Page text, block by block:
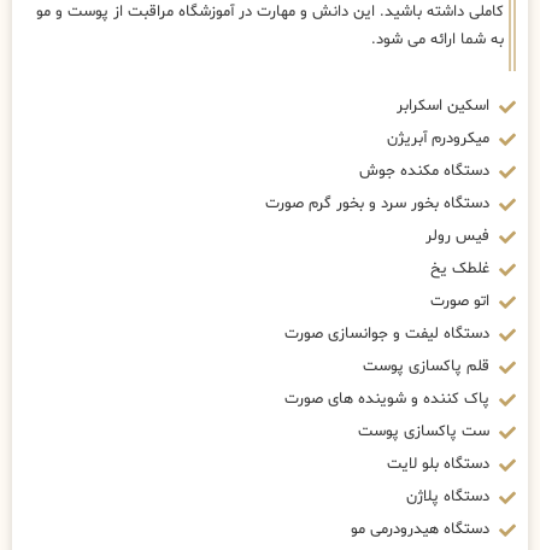
کاملی داشته باشید. این دانش و مهارت در آموزشگاه مراقبت از پوست و مو
به شما ارائه می شود.
اسکین اسکرابر
میکرودرم آبریژن
دستگاه مکنده جوش
دستگاه بخور سرد و بخور گرم صورت
فیس رولر
غلطک یخ
اتو صورت
دستگاه لیفت و جوانسازی صورت
قلم پاکسازی پوست
پاک کننده و شوینده های صورت
ست پاکسازی پوست
دستگاه بلو لایت
دستگاه پلاژن
دستگاه هیدرودرمی مو